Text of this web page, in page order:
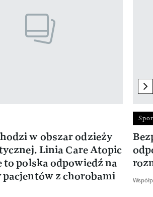
w obszar odzieży
Linia Care Atopic
to polska odpowiedź na
z chorobami